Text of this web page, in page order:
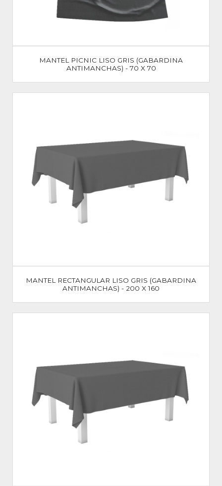
MANTEL PICNIC LISO GRIS (GABARDINA
ANTIMANCHAS) - 70 X 70
MANTEL RECTANGULAR LISO GRIS (GABARDINA
ANTIMANCHAS) - 200 X 160